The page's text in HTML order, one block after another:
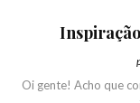
Oi gente! Acho que